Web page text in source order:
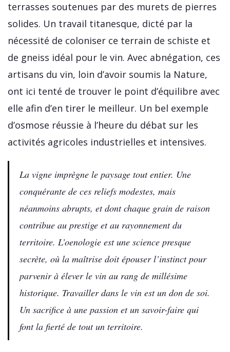
terrasses soutenues par des murets de pierres
solides. Un travail titanesque, dicté par la
nécessité de coloniser ce terrain de schiste et
de gneiss idéal pour le vin. Avec abnégation, ces
artisans du vin, loin d’avoir soumis la Nature,
ont ici tenté de trouver le point d’équilibre avec
elle afin d’en tirer le meilleur. Un bel exemple
d’osmose réussie à l’heure du débat sur les
activités agricoles industrielles et intensives.
La vigne imprègne le paysage tout entier. Une
conquérante de ces reliefs modestes, mais
néanmoins abrupts, et dont chaque grain de raison
contribue au prestige et au rayonnement du
territoire. L’oenologie est une science presque
secrète, où la maîtrise doit épouser l’instinct pour
parvenir à élever le vin au rang de millésime
historique. Travailler dans le vin est un don de soi.
Un sacrifice à une passion et un savoir-faire qui
font la fierté de tout un territoire.